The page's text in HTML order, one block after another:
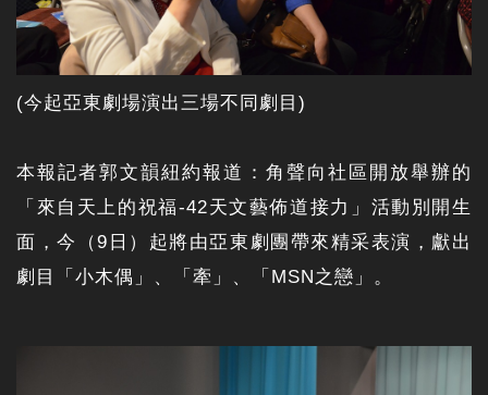
(今起亞東劇場演出三場不同劇目)
本報記者郭文韻紐約報道：角聲向社區開放舉辦的
「來自天上的祝福-42天文藝佈道接力」活動別開生
面，今（9日）起將由亞東劇團帶來精采表演，獻出
劇目「小木偶」、「牽」、「MSN之戀」。